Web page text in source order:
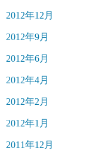
2012年12月
2012年9月
2012年6月
2012年4月
2012年2月
2012年1月
2011年12月